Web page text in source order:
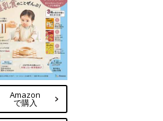
Amazon
で購入